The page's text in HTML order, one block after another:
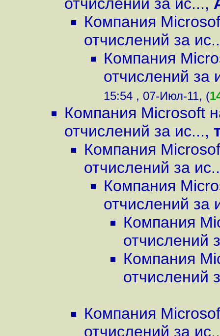
Компания
отчислений за
Компания
отчислений за
15:54 , 07-Июл-11, (
Компания Microsoft
отчислений за ис...,
Компания
отчислений за
Компания
отчислений за
Компания
отчислений
Компания
отчислений
Компания
отчислений за